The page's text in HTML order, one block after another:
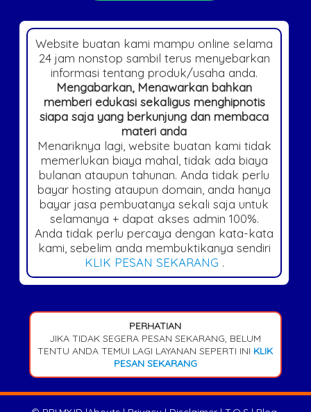
Website buatan kami mampu online selama
24 jam nonstop sambil terus menyebarkan
informasi tentang produk/usaha anda.
Mengabarkan, Menawarkan bahkan
memberi edukasi sekaligus menghipnotis
siapa saja yang berkunjung dan membaca
materi anda
Menariknya lagi, website buatan kami tidak
memerlukan biaya mahal, tidak ada biaya
bulanan ataupun tahunan. Anda tidak perlu
bayar hosting ataupun domain, anda hanya
bayar jasa pembuatanya sekali saja untuk
selamanya + dapat akses admin 100%.
Anda tidak perlu percaya dengan kata-kata
kami, sebelim anda membuktikanya sendiri
KLIK PESAN SEKARANG .
PERHATIAN
JIKA TIDAK SEGERA PESAN SEKARANG, BELUM
TENTU ANDA TEMUI LAGI LAYANAN SEPERTI INI KLIK
PESAN SEKARANG